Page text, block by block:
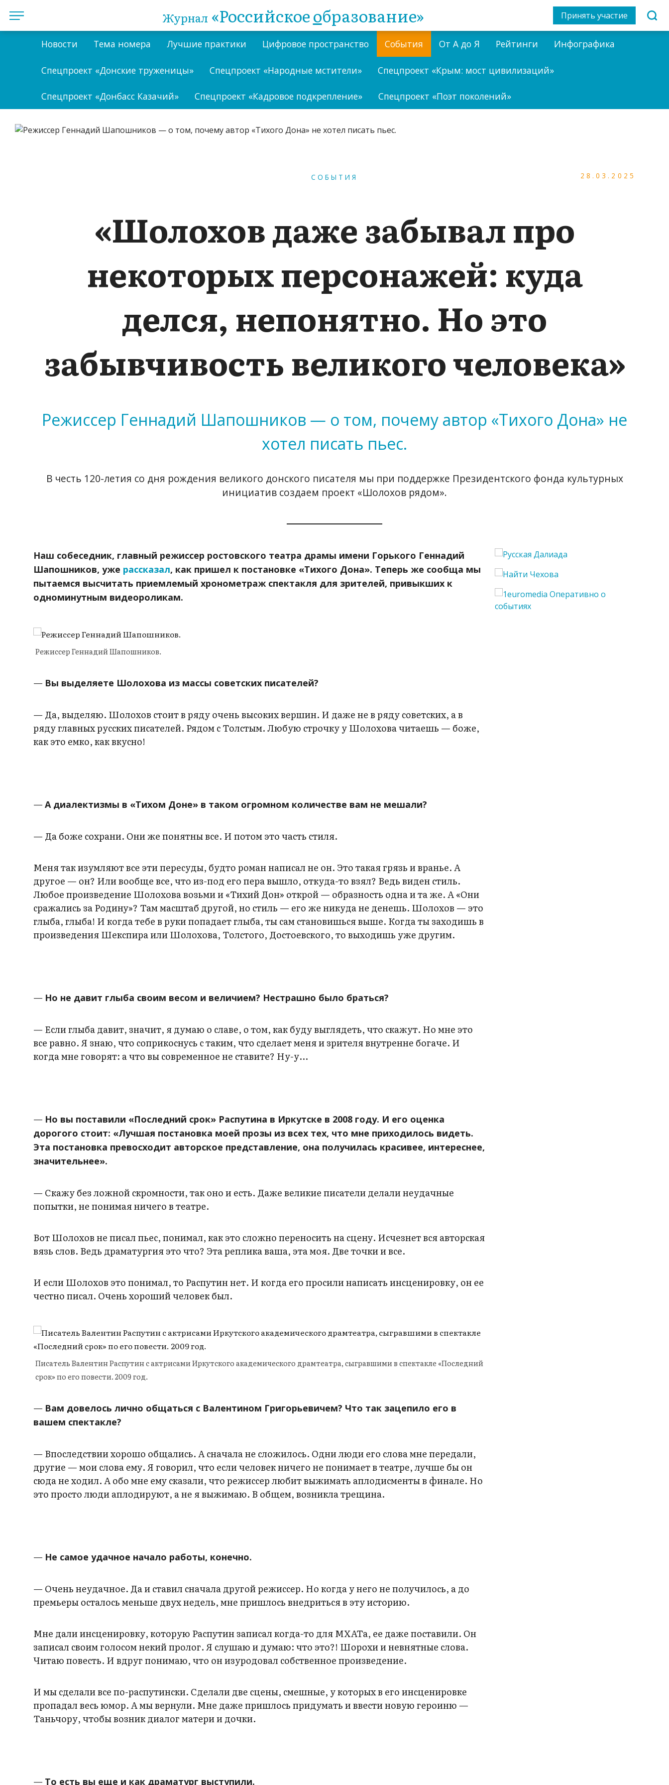
Журнал «Российскоеобразование» Принять участие
Новости Тема номера Лучшие практики Цифровое пространство События От А до Я Рейтинги Инфографика
Спецпроект «Донские труженицы» Спецпроект «Народные мстители» Спецпроект «Крым: мост цивилизаций»
Спецпроект «Донбасс Казачий» Спецпроект «Кадровое подкрепление» Спецпроект «Поэт поколений»
СОБЫТИЯ 28.03.2025
«Шолохов даже забывал про
некоторых персонажей: куда
делся, непонятно. Но это
забывчивость великого человека»
Режиссер Геннадий Шапошников — о том, почему автор «Тихого Дона» не
хотел писать пьес.
В честь 120-летия со дня рождения великого донского писателя мы при поддержке Президентского фонда культурных
инициатив создаем проект «Шолохов рядом».
Наш собеседник, главный режиссер ростовского театра драмы имени Горького Геннадий
Шапошников, уже рассказал, как пришел к постановке «Тихого Дона». Теперь же сообща мы
пытаемся высчитать приемлемый хронометраж спектакля для зрителей, привыкших к
одноминутным видеороликам.
Режиссер Геннадий Шапошников.
— Вы выделяете Шолохова из массы советских писателей?
— Да, выделяю. Шолохов стоит в ряду очень высоких вершин. И даже не в ряду советских, а в
ряду главных русских писателей. Рядом с Толстым. Любую строчку у Шолохова читаешь — боже,
как это емко, как вкусно!
—А диалектизмы в «Тихом Доне» в таком огромном количестве вам не мешали?
— Да боже сохрани. Они же понятны все. И потом это часть стиля.
Меня так изумляют все эти пересуды, будто роман написал не он. Это такая грязь и вранье. А
другое — он? Или вообще все, что из-под его пера вышло, откуда-то взял? Ведь виден стиль.
Любое произведение Шолохова возьми и «Тихий Дон» открой — образность одна и та же. А «Они
сражались за Родину»? Там масштаб другой, но стиль — его же никуда не денешь. Шолохов — это
глыба, глыба! И когда тебе в руки попадает глыба, ты сам становишься выше. Когда ты заходишь в
произведения Шекспира или Шолохова, Толстого, Достоевского, то выходишь уже другим.
— Но не давит глыба своим весом и величием? Нестрашно было браться?
— Если глыба давит, значит, я думаю о славе, о том, как буду выглядеть, что скажут. Но мне это
все равно. Я знаю, что соприкоснусь с таким, что сделает меня и зрителя внутренне богаче. И
когда мне говорят: а что вы современное не ставите? Ну-у...
— Но вы поставили «Последний срок» Распутина в Иркутске в 2008 году. И его оценка
дорогого стоит: «Лучшая постановка моей прозы из всех тех, что мне приходилось видеть.
Эта постановка превосходит авторское представление, она получилась красивее, интереснее,
значительнее».
— Скажу без ложной скромности, так оно и есть. Даже великие писатели делали неудачные
попытки, не понимая ничего в театре.
Вот Шолохов не писал пьес, понимал, как это сложно переносить на сцену. Исчезнет вся авторская
вязь слов. Ведь драматургия это что? Эта реплика ваша, эта моя. Две точки и все.
И если Шолохов это понимал, то Распутин нет. И когда его просили написать инсценировку, он ее
честно писал. Очень хороший человек был.
Писатель Валентин Распутин с актрисами Иркутского академического драмтеатра, сыгравшими в спектакле «Последний
срок» по его повести. 2009 год.
— Вам довелось лично общаться с Валентином Григорьевичем? Что так зацепило его в
вашем спектакле?
— Впоследствии хорошо общались. А сначала не сложилось. Одни люди его слова мне передали,
другие — мои слова ему. Я говорил, что если человек ничего не понимает в театре, лучше бы он
сюда не ходил. А обо мне ему сказали, что режиссер любит выжимать аплодисменты в финале. Но
это просто люди аплодируют, а не я выжимаю. В общем, возникла трещина.
— Не самое удачное начало работы, конечно.
— Очень неудачное. Да и ставил сначала другой режиссер. Но когда у него не получилось, а до
премьеры осталось меньше двух недель, мне пришлось внедриться в эту историю.
Мне дали инсценировку, которую Распутин записал когда-то для МХАТа, ее даже поставили. Он
записал своим голосом некий пролог. Я слушаю и думаю: что это?! Шорохи и невнятные слова.
Читаю повесть. И вдруг понимаю, что он изуродовал собственное произведение.
И мы сделали все по-распутински. Сделали две сцены, смешные, у которых в его инсценировке
пропадал весь юмор. А мы вернули. Мне даже пришлось придумать и ввести новую героиню —
Таньчору, чтобы возник диалог матери и дочки.
— То есть вы еще и как драматург выступили.